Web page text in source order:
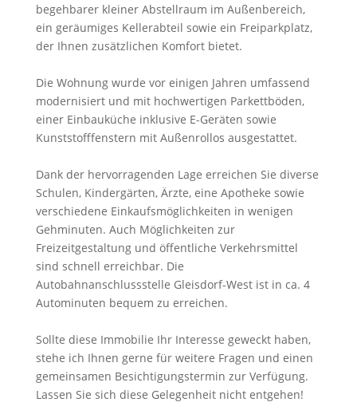
begehbarer kleiner Abstellraum im Außenbereich,
ein geräumiges Kellerabteil sowie ein Freiparkplatz,
der Ihnen zusätzlichen Komfort bietet.
Die Wohnung wurde vor einigen Jahren umfassend
modernisiert und mit hochwertigen Parkettböden,
einer Einbauküche inklusive E-Geräten sowie
Kunststofffenstern mit Außenrollos ausgestattet.
Dank der hervorragenden Lage erreichen Sie diverse
Schulen, Kindergärten, Ärzte, eine Apotheke sowie
verschiedene Einkaufsmöglichkeiten in wenigen
Gehminuten. Auch Möglichkeiten zur
Freizeitgestaltung und öffentliche Verkehrsmittel
sind schnell erreichbar. Die
Autobahnanschlussstelle Gleisdorf-West ist in ca. 4
Autominuten bequem zu erreichen.
Sollte diese Immobilie Ihr Interesse geweckt haben,
stehe ich Ihnen gerne für weitere Fragen und einen
gemeinsamen Besichtigungstermin zur Verfügung.
Lassen Sie sich diese Gelegenheit nicht entgehen!